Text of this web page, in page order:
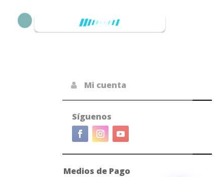
 Mi cuenta
Síguenos
Medios de Pago
¡Hola! Bienvenidos a Tenndalux